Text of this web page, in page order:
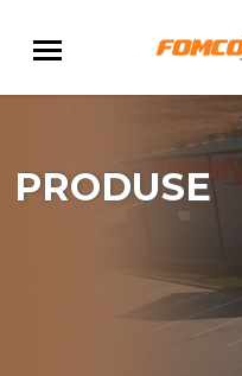
PRODUSE